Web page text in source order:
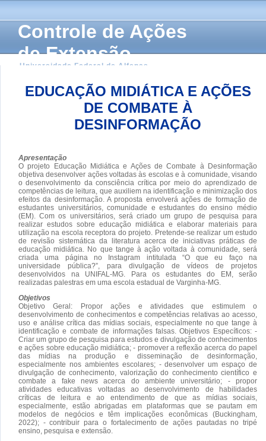
Controle de Ações
de Extensão
Universidade Federal de Alfenas
EDUCAÇÃO MIDIÁTICA E AÇÕES
DE COMBATE À
DESINFORMAÇÃO
Apresentação
O projeto Educação Midiática e Ações de Combate à Desinformação
objetiva desenvolver ações voltadas às escolas e à comunidade, visando
o desenvolvimento da consciência crítica por meio do aprendizado de
competências de leitura, que auxiliem na identificação e minimização dos
efeitos da desinformação. A proposta envolverá ações de formação de
estudantes universitários, comunidade e estudantes do ensino médio
(EM). Com os universitários, será criado um grupo de pesquisa para
realizar estudos sobre educação midiática e elaborar materiais para
utilização na escola receptora do projeto. Pretende-se realizar um estudo
de revisão sistemática da literatura acerca de iniciativas práticas de
educação midiática. No que tange à ação voltada à comunidade, será
criada uma página no Instagram intitulada “O que eu faço na
universidade pública?”, para divulgação de vídeos de projetos
desenvolvidos na UNIFAL-MG. Para os estudantes do EM, serão
realizadas palestras em uma escola estadual de Varginha-MG.
Objetivos
Objetivo Geral: Propor ações e atividades que estimulem o
desenvolvimento de conhecimentos e competências relativas ao acesso,
uso e análise crítica das mídias sociais, especialmente no que tange à
identificação e combate de informações falsas. Objetivos Específicos: -
Criar um grupo de pesquisa para estudos e divulgação de conhecimentos
e ações sobre educação midiática; - promover a reflexão acerca do papel
das mídias na produção e disseminação de desinformação,
especialmente nos ambientes escolares; - desenvolver um espaço de
divulgação de conhecimento, valorização do conhecimento científico e
combate a fake news acerca do ambiente universitário; - propor
atividades educativas voltadas ao desenvolvimento de habilidades
críticas de leitura e ao entendimento de que as mídias sociais,
especialmente, estão abrigadas em plataformas que se pautam em
modelos de negócios e têm implicações econômicas (Buckingham,
2022); - contribuir para o fortalecimento de ações pautadas no tripé
ensino, pesquisa e extensão.